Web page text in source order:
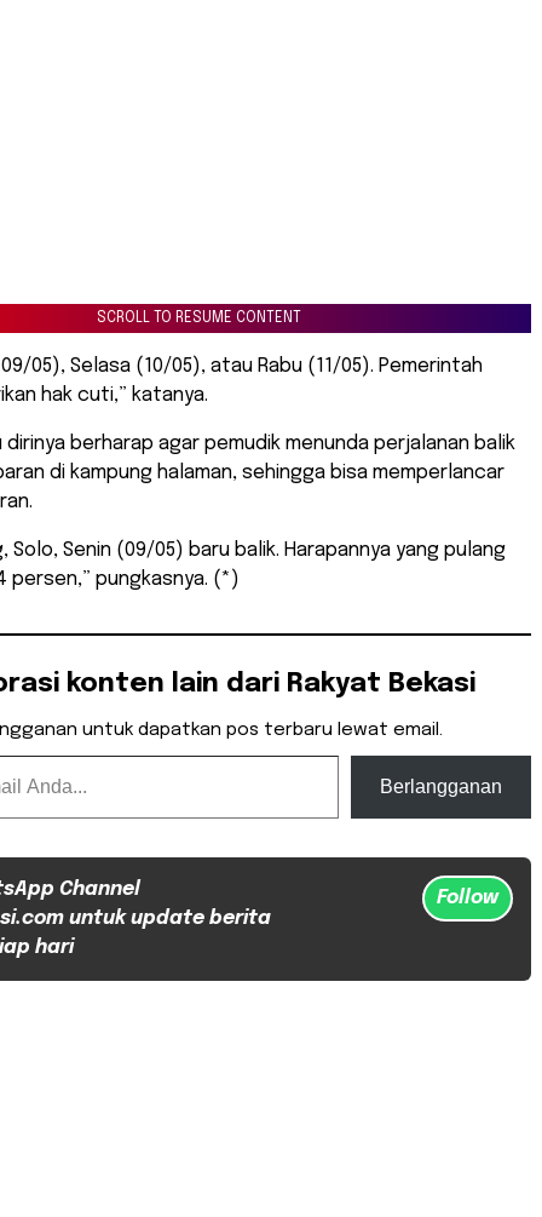
SCROLL TO RESUME CONTENT
05), Selasa (10/05), atau Rabu (11/05). Pemerintah
hak cuti,” katanya.
dirinya berharap agar pemudik menunda perjalanan balik
di kampung halaman, sehingga bisa memperlancar
Solo, Senin (09/05) baru balik. Harapannya yang pulang
persen,” pungkasnya. (*)
konten lain dari Rakyat Bekasi
untuk dapatkan pos terbaru lewat email.
Berlangganan
Channel
untuk update berita
hari
Follow